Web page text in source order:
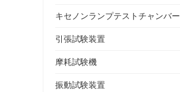
キセノンランプテストチャンバー
引張試験装置
摩耗試験機
振動試験装置